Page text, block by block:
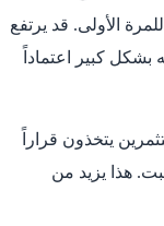
الأولى. قد يرتفع
كبير اعتماداً
يتخذون قراراً
هذا يزيد من